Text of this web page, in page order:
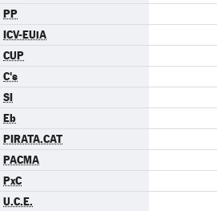
PP
ICV-EUiA
CUP
C's
SI
Eb
PIRATA.CAT
PACMA
PxC
U.C.E.